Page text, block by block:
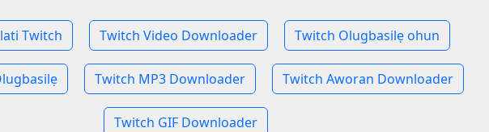
Twitch Twitch Video Downloader Twitch Olugbasilẹ ohun
Twitch MP3 Downloader Twitch Aworan Downloader
Twitch GIF Downloader